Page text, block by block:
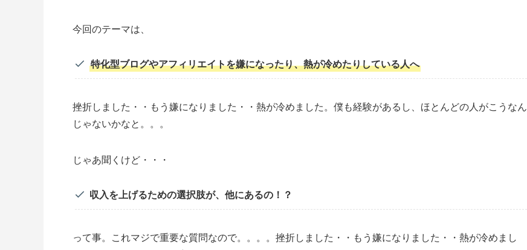
今回のテーマは、
特化型ブログやアフィリエイトを嫌になったり、熱が冷めたりしている人へ
挫折しました・・もう嫌になりました・・熱が冷めました。僕も経験があるし、ほとんどの人がこうなん
じゃないかなと。。。
じゃあ聞くけど・・・
収入を上げるための選択肢が、他にあるの！？
って事。これマジで重要な質問なので。。。。挫折しました・・もう嫌になりました・・熱が冷めまし